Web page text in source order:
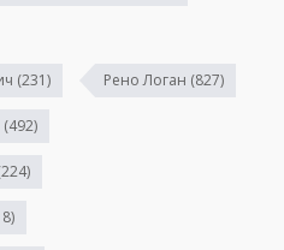
(231) Рено Логан (827)
(492)